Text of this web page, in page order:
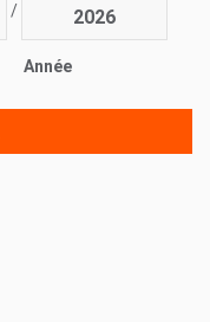
/
Année